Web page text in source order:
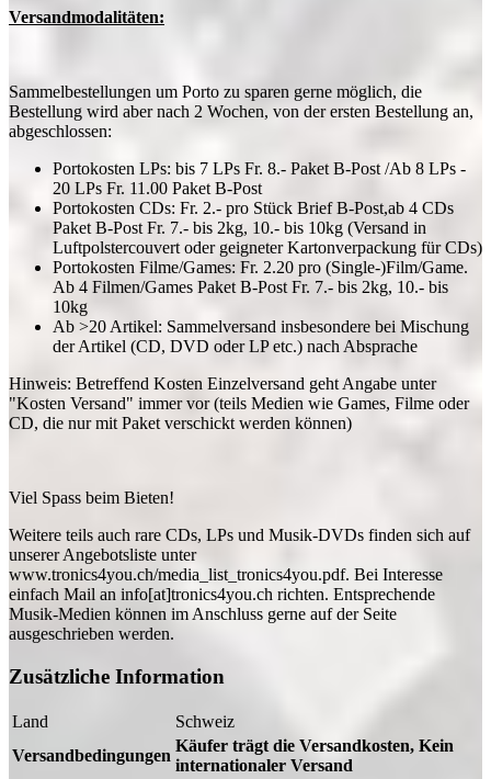
Versandmodalitäten:
Sammelbestellungen um Porto zu sparen gerne möglich, die
Bestellung wird aber nach 2 Wochen, von der ersten Bestellung an,
abgeschlossen:
Portokosten LPs: bis 7 LPs Fr. 8.- Paket B-Post /Ab 8 LPs -
20 LPs Fr. 11.00 Paket B-Post
Portokosten CDs: Fr. 2.- pro Stück Brief B-Post,ab 4 CDs
Paket B-Post Fr. 7.- bis 2kg, 10.- bis 10kg (Versand in
Luftpolstercouvert oder geigneter Kartonverpackung für CDs)
Portokosten Filme/Games: Fr. 2.20 pro (Single-)Film/Game.
Ab 4 Filmen/Games Paket B-Post Fr. 7.- bis 2kg, 10.- bis
10kg
Ab >20 Artikel: Sammelversand insbesondere bei Mischung
der Artikel (CD, DVD oder LP etc.) nach Absprache
Hinweis: Betreffend Kosten Einzelversand geht Angabe unter
"Kosten Versand" immer vor (teils Medien wie Games, Filme oder
CD, die nur mit Paket verschickt werden können)
Viel Spass beim Bieten!
Weitere teils auch rare CDs, LPs und Musik-DVDs finden sich auf
unserer Angebotsliste unter
www.tronics4you.ch/media_list_tronics4you.pdf. Bei Interesse
einfach Mail an info[at]tronics4you.ch richten. Entsprechende
Musik-Medien können im Anschluss gerne auf der Seite
ausgeschrieben werden.
Zusätzliche Information
Land
Schweiz
Versandbedingungen
Käufer trägt die Versandkosten, Kein
internationaler Versand